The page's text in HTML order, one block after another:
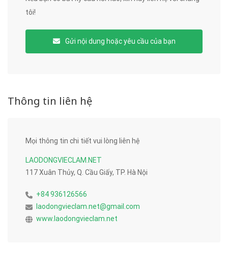
tôi!
Gửi nội dung hoặc yêu cầu của bạn
Thông tin liên hệ
Mọi thông tin chi tiết vui lòng liên hệ
LAODONGVIECLAM.NET
117 Xuân Thủy, Q. Cầu Giấy, TP. Hà Nội
+84 936126566
laodongvieclam.net@gmail.com
www.laodongvieclam.net